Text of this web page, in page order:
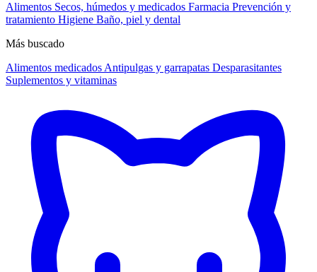
Alimentos Secos, húmedos y medicados Farmacia Prevención y
tratamiento Higiene Baño, piel y dental
Más buscado
Alimentos medicados Antipulgas y garrapatas Desparasitantes
Suplementos y vitaminas